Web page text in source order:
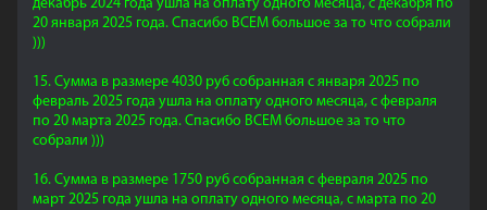
декабрь 2024 года ушла на оплату одного месяца, с декабря по
20 января 2025 года. Спасибо ВСЕМ большое за то что собрали
)))
15. Сумма в размере 4030 руб собранная с января 2025 по
февраль 2025 года ушла на оплату одного месяца, с февраля
по 20 марта 2025 года. Спасибо ВСЕМ большое за то что
собрали )))
16. Сумма в размере 1750 руб собранная с февраля 2025 по
март 2025 года ушла на оплату одного месяца, с марта по 20